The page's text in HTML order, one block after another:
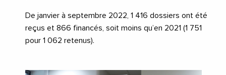
De janvier à septembre 2022, 1 416 dossiers ont été
reçus et 866 financés, soit moins qu’en 2021 (1 751
pour 1 062 retenus).